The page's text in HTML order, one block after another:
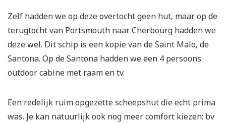
Zelf hadden we op deze overtocht geen hut, maar op de
terugtocht van Portsmouth naar Cherbourg hadden we
deze wel. Dit schip is een kopie van de Saint Malo, de
Santona. Op de Santona hadden we een 4 persoons
outdoor cabine met raam en tv.
Een redelijk ruim opgezette scheepshut die echt prima
was. Je kan natuurlijk ook nog meer comfort kiezen: bv